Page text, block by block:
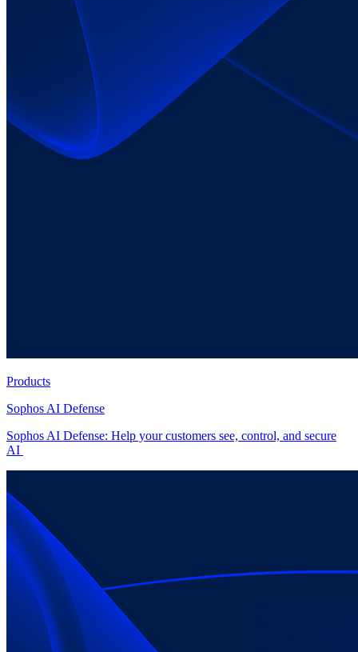
Products
Sophos AI Defense
Sophos AI Defense: Help your customers see, control, and secure
AI